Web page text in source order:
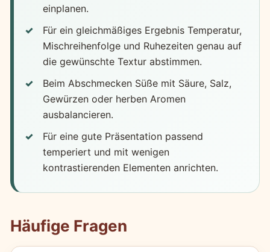
einplanen.
Für ein gleichmäßiges Ergebnis Temperatur,
Mischreihenfolge und Ruhezeiten genau auf
die gewünschte Textur abstimmen.
Beim Abschmecken Süße mit Säure, Salz,
Gewürzen oder herben Aromen
ausbalancieren.
Für eine gute Präsentation passend
temperiert und mit wenigen
kontrastierenden Elementen anrichten.
Häufige Fragen